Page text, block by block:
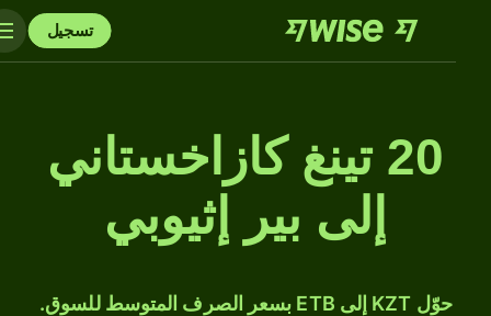
تسجيل
20 تينغ كازاخستاني
إلى بير إثيوبي
حوّل KZT إلى ETB بسعر الصرف المتوسط للسوق.